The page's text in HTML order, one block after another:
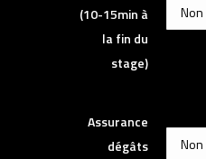
(10-15min à
la fin du
stage)
Assurance
dégâts